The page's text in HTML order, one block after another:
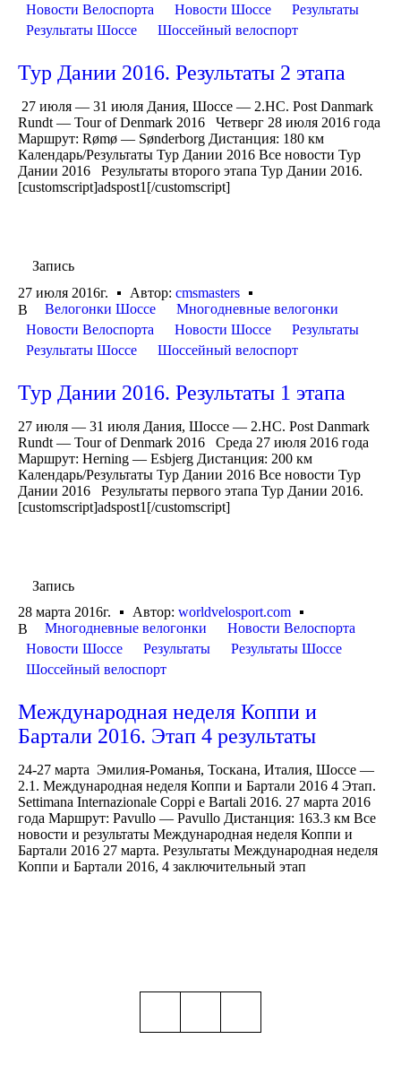
Новости Велоспорта Новости Шоссе
Результаты
Результаты Шоссе
Шоссейный велоспорт
Тур Дании 2016. Результаты 2 этапа
27 июля — 31 июля Дания, Шоссе — 2.HC. Post Danmark
Rundt — Tour of Denmark 2016 Четверг 28 июля 2016 года
Маршрут: Rømø — Sønderborg Дистанция: 180 км
Календарь/Результаты Тур Дании 2016 Все новости Тур
Дании 2016 Результаты второго этапа Тур Дании 2016.
[customscript]adspost1[/customscript]
Запись
27 июля 2016г.
Автор: cmsmasters
В
Велогонки Шоссе
Многодневные велогонки
Новости Велоспорта
Новости Шоссе
Результаты
Результаты Шоссе
Шоссейный велоспорт
Тур Дании 2016. Результаты 1 этапа
27 июля — 31 июля Дания, Шоссе — 2.HC. Post Danmark
Rundt — Tour of Denmark 2016 Среда 27 июля 2016 года
Маршрут: Herning — Esbjerg Дистанция: 200 км
Календарь/Результаты Тур Дании 2016 Все новости Тур
Дании 2016 Результаты первого этапа Тур Дании 2016.
[customscript]adspost1[/customscript]
Запись
28 марта 2016г.
Автор: worldvelosport.com
В
Многодневные велогонки
Новости Велоспорта
Новости Шоссе
Результаты
Результаты Шоссе
Шоссейный велоспорт
Международная неделя Коппи и
Бартали 2016. Этап 4 результаты
24-27 марта Эмилия-Романья, Тоскана, Италия, Шоссе —
2.1. Международная неделя Коппи и Бартали 2016 4 Этап.
Settimana Internazionale Coppi e Bartali 2016. 27 марта 2016
года Маршрут: Pavullo — Pavullo Дистанция: 163.3 км Все
новости и результаты Международная неделя Коппи и
Бартали 2016 27 марта. Результаты Международная неделя
Коппи и Бартали 2016, 4 заключительный этап